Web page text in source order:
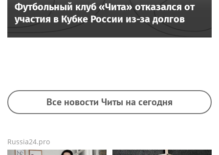
Футбольный клуб «Чита» отказался от
участия в Кубке России из-за долгов
Все новости Читы на сегодня
Russia24.pro